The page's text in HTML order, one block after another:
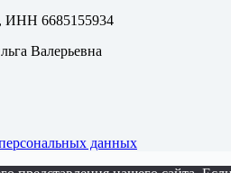
ИНН 6685155934
Валерьевна
данных